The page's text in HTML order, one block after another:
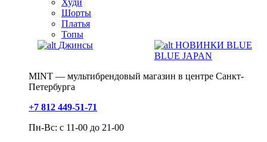
Худи
Шорты
Платья
Топы
Джинсы
НОВИНКИ BLUE
BLUE JAPAN
MINT — мультибрендовый магазин в центре Санкт-
Петербурга
+7 812 449-51-71
Пн-Вс: с 11-00 до 21-00